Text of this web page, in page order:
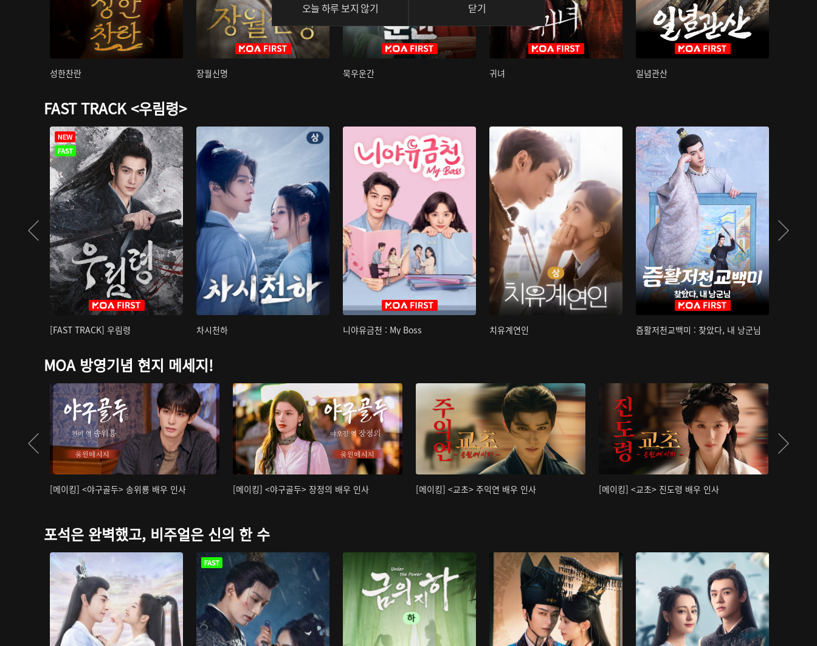
성한찬란 장월신명 묵우운간 귀녀 일념관산
FAST TRACK <우림령>
[FAST TRACK] 우림령 차시천하 니야유금천 : My Boss 치유계연인 즘활저천교백미 : 찾았다, 내 낭군님
MOA 방영기념 현지 메세지!
[메이킹] <야구골두> 송위룡 배우 인사 [메이킹] <야구골두> 장정의 배우 인사 [메이킹] <교초> 주익연 배우 인사 [메이킹] <교초> 진도령 배우 인사
포석은 완벽했고, 비주얼은 신의 한 수
오늘 하루 보지 않기 닫기